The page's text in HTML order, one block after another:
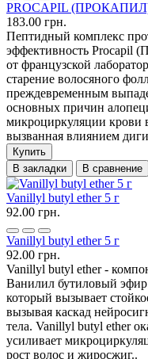
PROCAPIL
183.00 грн.
Пептидный комплекс
эффективность Procapil
от французской
старение волосяного
преждевременным
основных причин
микроциркуляции крови
вызванная влиянием
Купить
В закладки
В сравнение
Vanillyl butyl ether 5 г
92.00 грн.
Vanillyl butyl ether 5 г
92.00 грн.
Vanillyl butyl ether -
Ванилил бутиловый
который вызывает
вызывая каскад
тела. Vanillyl butyl ether
усиливает
рост волос и жиросжиг..